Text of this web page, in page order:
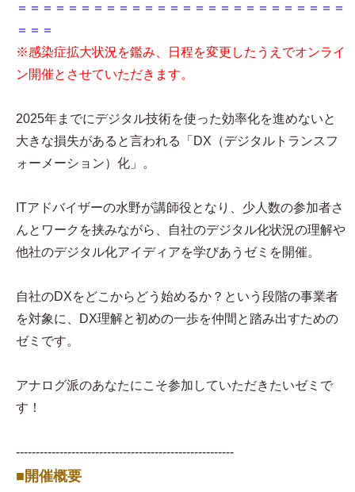
＝＝＝＝＝＝＝＝＝＝＝＝＝＝＝＝＝＝＝＝＝＝＝＝＝＝
＝＝＝
※感染症拡大状況を鑑み、日程を変更したうえでオンライ
ン開催とさせていただきます。
2025年までにデジタル技術を使った効率化を進めないと
大きな損失があると言われる「DX（デジタルトランスフ
ォーメーション）化」。
ITアドバイザーの水野が講師役となり、少人数の参加者さ
んとワークを挟みながら、自社のデジタル化状況の理解や
他社のデジタル化アイディアを学びあうゼミを開催。
自社のDXをどこからどう始めるか？という段階の事業者
を対象に、DX理解と初めの一歩を仲間と踏み出すための
ゼミです。
アナログ派のあなたにこそ参加していただきたいゼミで
す！
-------------------------------------------------------
■開催概要